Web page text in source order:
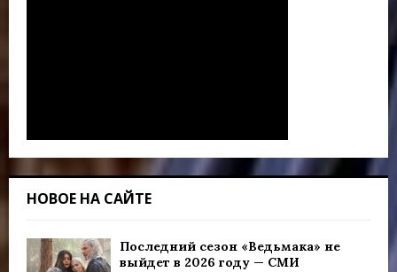
НОВОЕ НА САЙТЕ
Последний сезон «Ведьмака» не
выйдет в 2026 году — СМИ